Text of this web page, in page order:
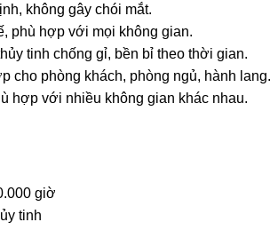
không gây chói mắt.
phù hợp với mọi không gian.
tinh chống gỉ, bền bỉ theo thời gian.
cho phòng khách, phòng ngủ, hành lang.
hợp với nhiều không gian khác nhau.
giờ
tinh